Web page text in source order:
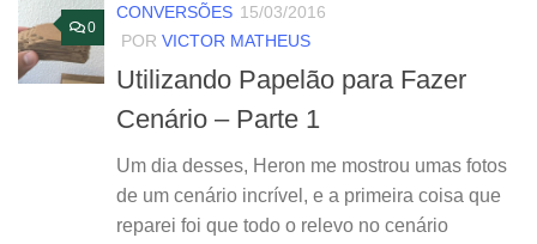
0
CONVERSÕES 15/03/2016
POR VICTOR MATHEUS
Utilizando Papelão para Fazer
Cenário – Parte 1
Um dia desses, Heron me mostrou umas fotos
de um cenário incrível, e a primeira coisa que
reparei foi que todo o relevo no cenário